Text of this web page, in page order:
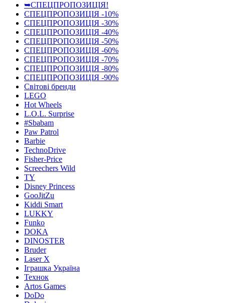
➥СПЕЦПРОПОЗИЦІЯ!
СПЕЦПРОПОЗИЦІЯ -10%
СПЕЦПРОПОЗИЦІЯ -30%
СПЕЦПРОПОЗИЦІЯ -40%
СПЕЦПРОПОЗИЦІЯ -50%
СПЕЦПРОПОЗИЦІЯ -60%
СПЕЦПРОПОЗИЦІЯ -70%
СПЕЦПРОПОЗИЦІЯ -80%
СПЕЦПРОПОЗИЦІЯ -90%
Світові бренди
LEGO
Hot Wheels
L.O.L. Surprise
#Sbabam
Paw Patrol
Barbie
TechnoDrive
Fisher-Price
Screechers Wild
TY
Disney Princess
GooJitZu
Kiddi Smart
LUKKY
Funko
DOKA
DINOSTER
Bruder
Laser X
Іграшка Україна
Технок
Artos Games
DoDo